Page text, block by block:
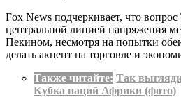
Fox News подчеркивает, что
центральной линией напряжения
Пекином, несмотря на попытки
делать акцент на торговле и
Также читайте: Так
Кубка наций Африки (фото)